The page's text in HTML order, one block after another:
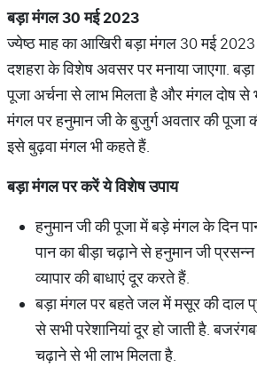
बड़ामंगल30मई2023
ज्येष्ठ माह का आखिरी बड़ा मंगल 30 मई
दशहरा के विशेष अवसर पर मनाया जाएगा.
पूजा अर्चना से लाभ मिलता है और मंगल दोष से
मंगल पर हनुमान जी के बुजुर्ग अवतार की पूजा
इसे बुढ़वा मंगल भी कहते हैं.
बड़ामंगलपरकरेंयेविशेषउपाय
हनुमान जी की पूजा में बड़े मंगल के दिन पान
पान का बीड़ा चढ़ाने से हनुमान जी
व्यापार की बाधाएं दूर करते हैं.
बड़ा मंगल पर बहते जल में मसूर की दाल
से सभी परेशानियां दूर हो जाती है.
चढ़ाने से भी लाभ मिलता है.